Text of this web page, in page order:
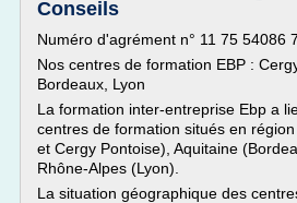
Conseils
Numéro d'agrément n° 11 75 54086
Nos centres de formation EBP :
Bordeaux, Lyon
La formation inter-entreprise Ebp a
centres de formation situés en
et Cergy Pontoise), Aquitaine
Rhône-Alpes (Lyon).
La situation géographique des